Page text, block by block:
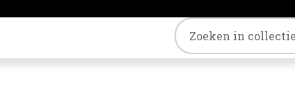
Trefwoord